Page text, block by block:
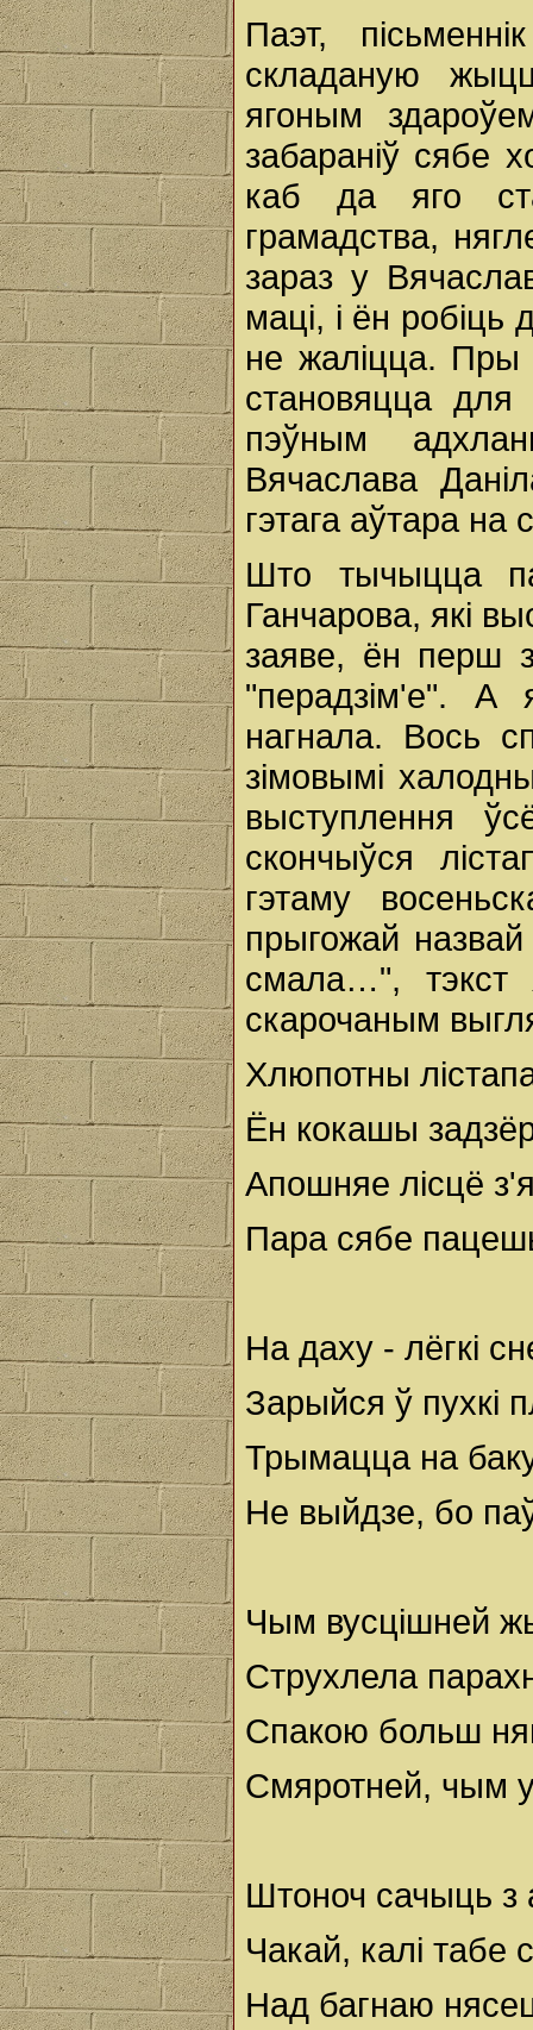
Паэт,
складаную
ягоным
забараніў сябе
каб да яго
грамадства,
зараз у
маці, і ён робіць
не жаліцца. Пры
становяцца для
пэўным
Вячаслава
гэтага аўтара на
Што тычыцца
Ганчарова, які
заяве, ён перш
"перадзім'е".
нагнала. Вось
зімовымі
выступлення
скончыўся
гэтаму
прыгожай
смала…", тэкст
скарочаным
Хлюпотны
Ён кокашы
Апошняе лiсцё
Пара сябе
На даху - лёгкi
Зарыйся ў пухкi
Трымацца на
Не выйдзе, бо
Чым вусцiшней
Струхлела
Спакою больш
Смяротней, чым
Штоноч сачыць з
Чакай, калi табе
Над багнаю